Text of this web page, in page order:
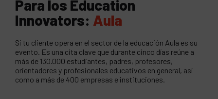
Para los Education
Innovators: Aula
Si tu cliente opera en el sector de la educación Aula es su
evento. Es una cita clave que durante cinco días reúne a
más de 130.000 estudiantes, padres, profesores,
orientadores y profesionales educativos en general, así
como a más de 400 empresas e instituciones.